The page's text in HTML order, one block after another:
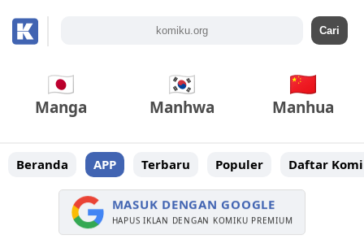
Manga Manhwa Manhua
Beranda APP Terbaru Populer Daftar
MASUK DENGAN GOOGLE
HAPUS IKLAN DENGAN KOMIKU PREMIUM